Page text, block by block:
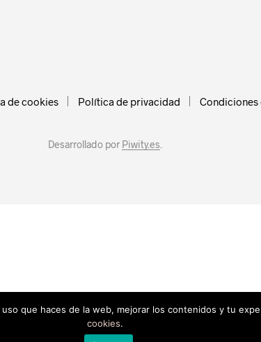
de cookies Política de privacidad
Desarrollado por Piwity.es
que haces de la web, mejorar los contenidos y tu
cookies.